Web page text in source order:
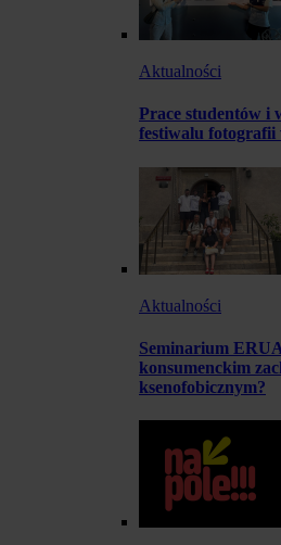
Aktualności
Prace studentów i
festiwalu fotografii
Aktualności
Seminarium
konsumenckim
ksenofobicznym?